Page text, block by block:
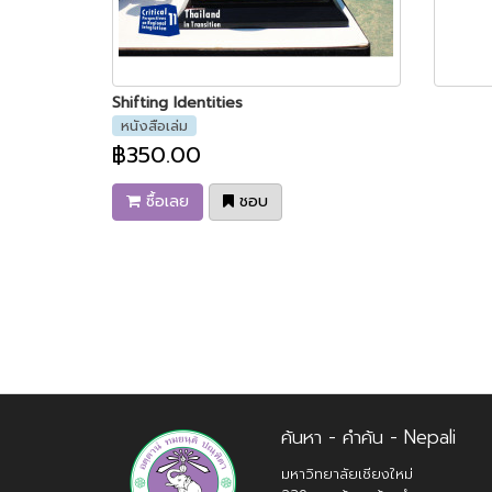
Shifting Identities
หนังสือเล่ม
฿350.00
ซื้อเลย ชอบ
ค้นหา - คำค้น - Nepali
มหาวิทยาลัยเชียงใหม่